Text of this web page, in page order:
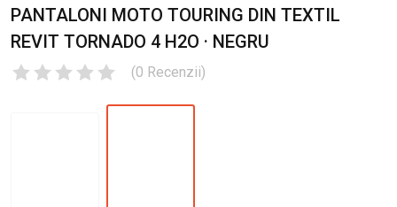
PANTALONI MOTO TOURING DIN TEXTIL
REVIT TORNADO 4 H2O · NEGRU
(0 Recenzii)